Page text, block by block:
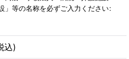
」等の名称を必ずご入力ください:
込)